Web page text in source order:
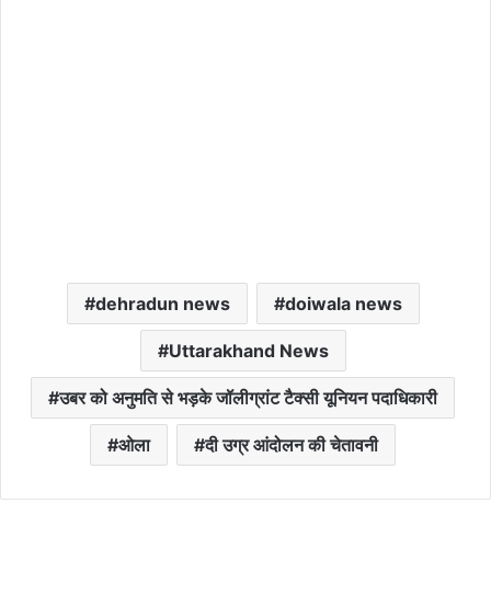
dehradun news doiwala news
Uttarakhand News
उबर को अनुमति से भड़के जॉलीग्रांट टैक्सी यूनियन पदाधिकारी
ओला दी उग्र आंदोलन की चेतावनी